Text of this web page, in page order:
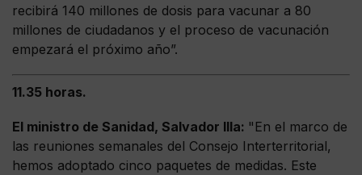
recibirá 140 millones de dosis para vacunar a 80
millones de ciudadanos y el proceso de vacunación
empezará el próximo año”.
11.35 horas.
El ministro de Sanidad, Salvador Illa: "En el marco de
las reuniones semanales del Consejo Interterritorial,
hemos adoptado cinco paquetes de medidas. Este